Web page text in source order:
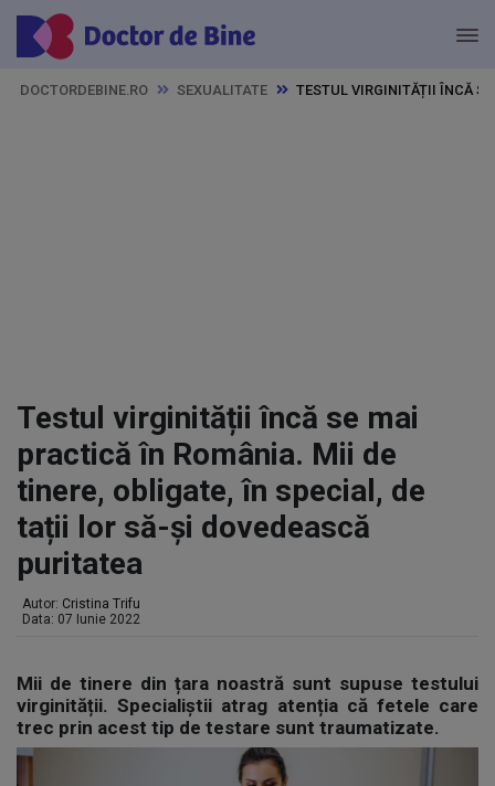
DOCTORDEBINE.RO SEXUALITATE TESTUL VIRGINITĂȚII ÎNCĂ
Testul virginității încă se mai
practică în România. Mii de
tinere, obligate, în special, de
tații lor să-și dovedească
puritatea
Autor: Cristina Trifu
Data: 07 Iunie 2022
Mii de tinere din țara noastră sunt supuse testului
virginității. Specialiștii atrag atenția că fetele care
trec prin acest tip de testare sunt traumatizate.